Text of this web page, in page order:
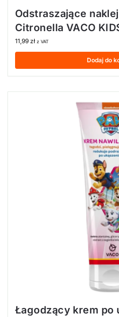
Odstraszające
Citronella VACO
11,99 zł z VAT
Dodaj do
Łagodzący krem po